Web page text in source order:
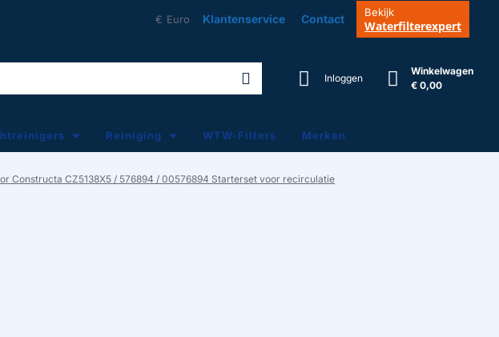
€ Euro Klantenservice Contact
Bekijk
Waterfilterexpert
Inloggen
Winkelwagen
€ 0,00
Reiniging WTW-Filters Merken
Constructa CZ5138X5 / 576894 / 00576894 Starterset voor recirculatie